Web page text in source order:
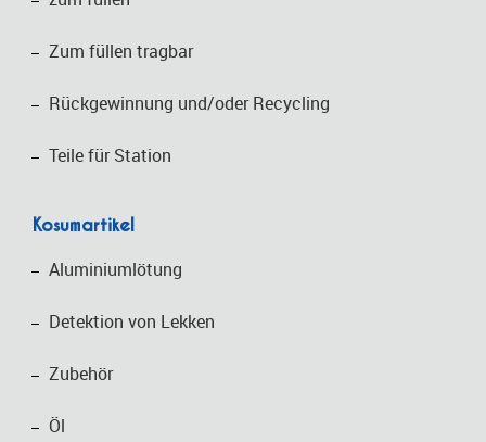
Zum füllen tragbar
Rückgewinnung und/oder Recycling
Teile für Station
Kosumartikel
Aluminiumlötung
Detektion von Lekken
Zubehör
Öl